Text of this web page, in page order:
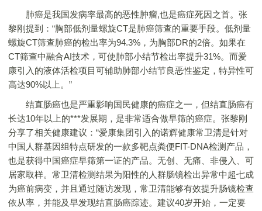
肺癌是我国发病率最高的恶性肿瘤,也是癌症死因之首。张
黎刚提到：“胸部低剂量螺旋CT是肺癌筛查的重要手段。低剂量
螺旋CT筛查肺癌的检出率为94.3%，为胸部DR的2倍。如果在
CT筛查中融合AI技术，可使肺部小结节检出率提升31%。而爱
康引入的液体活检项目可辅助肺部小结节良恶性鉴定，特异性可
高达90%以上。”
结直肠癌也是严重影响国民健康的癌症之一，但结直肠癌有
长达10年以上的***发展期，是非常适合做早筛的癌症。张黎刚
分享了相关健康建议：“爱康集团引入的诺辉健康常卫清是针对
中国人群基因组特点研发的一款多靶点粪便FIT-DNA检测产品，
也是获得中国癌症早筛第一证的产品。无创、无痛、非侵入、可
居家取样。常卫清检测结果为阳性的人群肠镜检出异常中超七成
为癌前病变，并且通过随访发现，常卫清能够有效提升肠镜检查
依从率，并能及早发现结直肠癌踪迹。建议40岁开始，一定要